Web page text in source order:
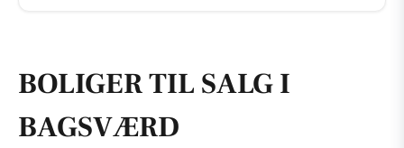
BOLIGER TIL SALG I
BAGSVÆRD